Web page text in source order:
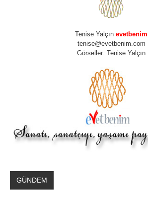
Tenise Yalçın evetbenim
tenise@evetbenim.com
Görseller: Tenise Yalçın
GÜNDEM